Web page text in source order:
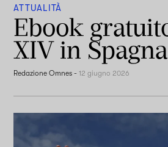
ATTUALITÀ
Ebook
XIV in Spagna
Redazione Omnes -12 giugno 2026